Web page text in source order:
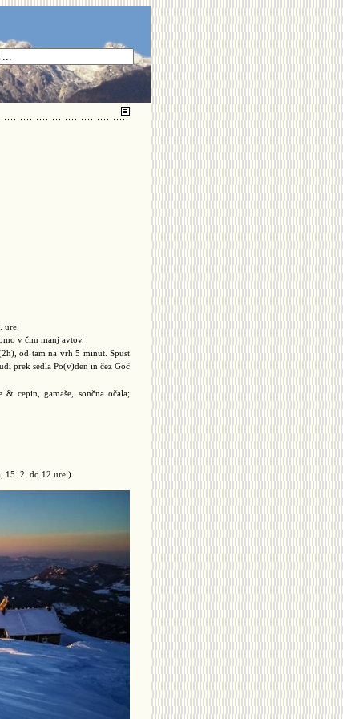
ure.
v čim manj avtov.
od tam na vrh 5 minut. Spust
prek sedla Po(v)den in čez Goč
cepin, gamaše, sončna očala;
15. 2. do 12.ure.)